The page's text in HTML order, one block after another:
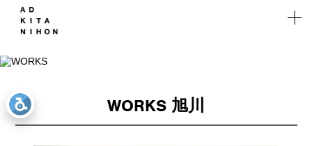
WORKS
WEB
WORKS
実績
WORKS 旭川